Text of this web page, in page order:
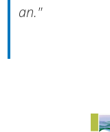
an."